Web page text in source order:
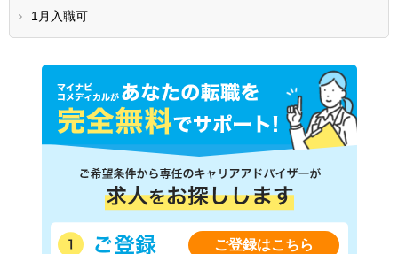
1月入職可
ご登録はこちら